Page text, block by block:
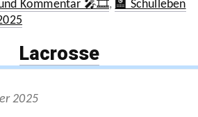
Kommentar 🎤🎞️, 🏫 Schulleben
Lacrosse
2025